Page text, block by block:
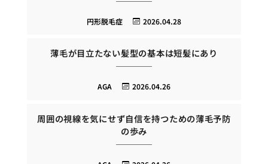
2026.04.28
円形脱毛症
薄毛が目立たない髪型の基本は短髪にあり
2026.04.26
AGA
周囲の視線を気にせず自信を持つための薄毛予防
の歩み